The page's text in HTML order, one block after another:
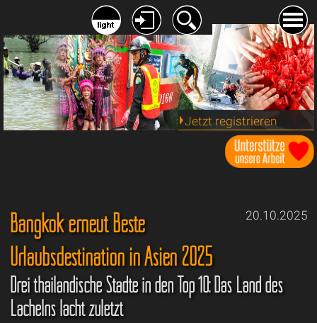
Jetzt registrieren
20.10.2025
Bangkok erneut Beste
Urlaubsdestination in Asien 2025
Drei thailändische Städte in den Top 10: Das Land des
Lächelns lacht zuletzt